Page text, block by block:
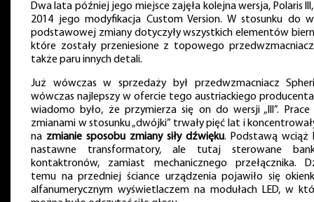
Dwa lata później jego miejsce zajęła kolejna wersja, Polaris
2014 jego modyfikacja Custom Version. W stosunku do
podstawowej zmiany dotyczyły wszystkich elementów
które zostały przeniesione z topowego
także paru innych detali.
Już wówczas w sprzedaży był przedwzmacniacz
wówczas najlepszy w ofercie tego austriackiego
wiadomo było, że przymierza się on do wersji „III”. Prace
zmianami w stosunku „dwójki” trwały pięć lat i
na zmianie sposobu zmiany siły dźwięku. Podstawą wciąż
nastawne transformatory, ale tutaj sterowane
kontaktronów, zamiast mechanicznego przełącznika.
temu na przedniej ściance urządzenia pojawiło się
alfanumerycznym wyświetlaczem na modułach LED, w